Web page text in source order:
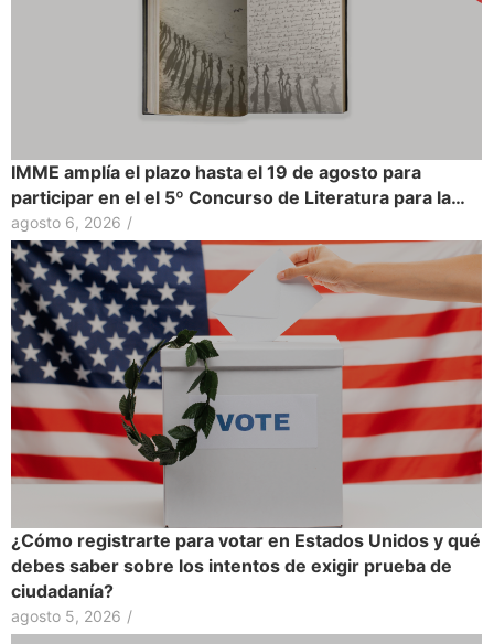
IMME amplía el plazo hasta el 19 de agosto para
participar en el el 5º Concurso de Literatura para la…
agosto 6, 2026 /
¿Cómo registrarte para votar en Estados Unidos y qué
debes saber sobre los intentos de exigir prueba de
ciudadanía?
agosto 5, 2026 /